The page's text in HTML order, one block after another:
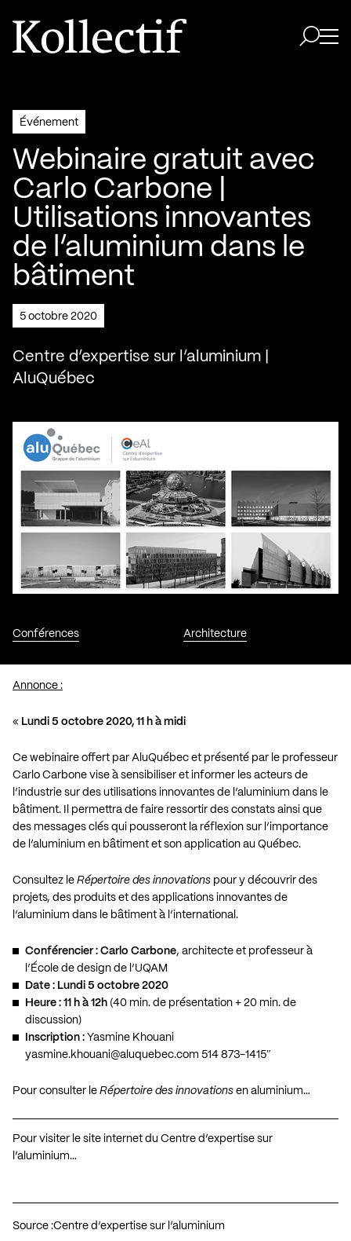
Aller à la page d'accueil
Logo Kollectif
Événement
Webinaire gratuit avec
Carlo Carbone |
Utilisations innovantes
de l’aluminium dans le
bâtiment
5 octobre 2020
Centre d’expertise sur l’aluminium |
AluQuébec
Conférences Architecture
Annonce :
« Lundi 5 octobre 2020, 11 h à midi
Ce webinaire offert par AluQuébec et présenté par le professeur
Carlo Carbone vise à sensibiliser et informer les acteurs de
l’industrie sur des utilisations innovantes de l’aluminium dans le
bâtiment. Il permettra de faire ressortir des constats ainsi que
des messages clés qui pousseront la réflexion sur l’importance
de l’aluminium en bâtiment et son application au Québec.
Consultez le Répertoire des innovations pour y découvrir des
projets, des produits et des applications innovantes de
l’aluminium dans le bâtiment à l’international.
Conférencier : Carlo Carbone, architecte et professeur à
l’École de design de l’UQAM
Date : Lundi 5 octobre 2020
Heure : 11 h à 12h (40 min. de présentation + 20 min. de
discussion)
Inscription : Yasmine Khouani
yasmine.khouani@aluquebec.com 514 873-1415″
Pour consulter le Répertoire des innovations en aluminium…
Pour visiter le site internet du Centre d’expertise sur
l’aluminium…
Source :Centre d’expertise sur l’aluminium